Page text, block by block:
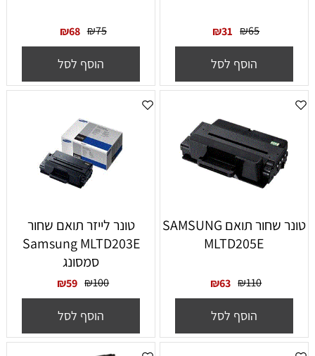
₪65
₪31
הוסף לסל
₪75
₪68
הוסף לסל
טונר שחור תואם SAMSUNG
MLTD205E
₪110
₪63
הוסף לסל
‏טונר לייזר תואם שחור
Samsung MLTD203E
סמסונג
₪100
₪59
הוסף לסל